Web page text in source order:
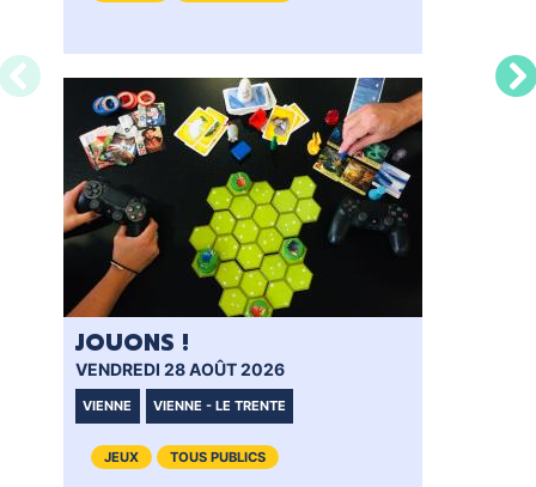
JOUONS !
VENDREDI 28 AOÛT 2026
VIENNE VIENNE - LE TRENTE
JEUX TOUS PUBLICS